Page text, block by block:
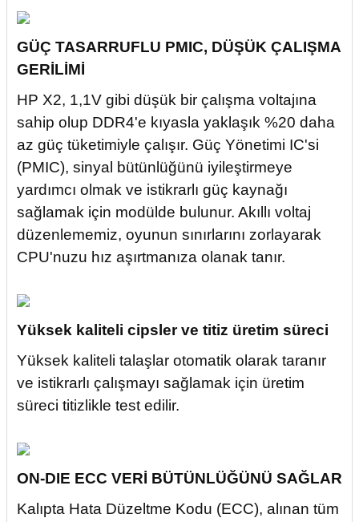
GÜÇ TASARRUFLU PMIC, DÜŞÜK ÇALIŞMA
GERİLİMİ
HP X2, 1,1V gibi düşük bir çalışma voltajına
sahip olup DDR4'e kıyasla yaklaşık %20 daha
az güç tüketimiyle çalışır. Güç Yönetimi IC'si
(PMIC), sinyal bütünlüğünü iyileştirmeye
yardımcı olmak ve istikrarlı güç kaynağı
sağlamak için modülde bulunur. Akıllı voltaj
düzenlememiz, oyunun sınırlarını zorlayarak
CPU'nuzu hız aşırtmanıza olanak tanır.
Yüksek kaliteli cipsler ve titiz üretim süreci
Yüksek kaliteli talaşlar otomatik olarak taranır
ve istikrarlı çalışmayı sağlamak için üretim
süreci titizlikle test edilir.
ON-DIE ECC VERİ BÜTÜNLÜĞÜNÜ SAĞLAR
Kalıpta Hata Düzeltme Kodu (ECC), alınan tüm